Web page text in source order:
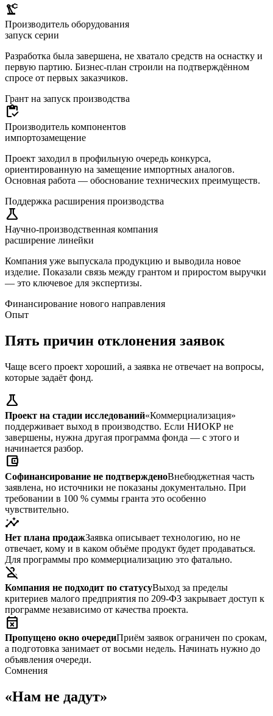
precision_manufacturing
Производитель оборудования
запуск серии
Разработка была завершена, не хватало средств на оснастку и
первую партию. Бизнес-план строили на подтверждённом
спросе от первых заказчиков.
Грант на запуск производства
inventory
Производитель компонентов
импортозамещение
Проект заходил в профильную очередь конкурса,
ориентированную на замещение импортных аналогов.
Основная работа — обоснование технических преимуществ.
Поддержка расширения производства
science
Научно-производственная компания
расширение линейки
Компания уже выпускала продукцию и выводила новое
изделие. Показали связь между грантом и приростом выручки
— это ключевое для экспертизы.
Финансирование нового направления
Опыт
Пять причин отклонения заявок
Чаще всего проект хороший, а заявка не отвечает на вопросы,
которые задаёт фонд.
science
Проект на стадии исследований«Коммерциализация»
поддерживает выход в производство. Если НИОКР не
завершены, нужна другая программа фонда — с этого и
начинается разбор.
account_balance_wallet
Софинансирование не подтвержденоВнебюджетная часть
заявлена, но источники не показаны документально. При
требовании в 100 % суммы гранта это особенно
чувствительно.
insights
Нет плана продажЗаявка описывает технологию, но не
отвечает, кому и в каком объёме продукт будет продаваться.
Для программы про коммерциализацию это фатально.
person_off
Компания не подходит по статусуВыход за пределы
критериев малого предприятия по 209-ФЗ закрывает доступ к
программе независимо от качества проекта.
event_busy
Пропущено окно очередиПриём заявок ограничен по срокам,
а подготовка занимает от восьми недель. Начинать нужно до
объявления очереди.
Сомнения
«Нам не дадут»